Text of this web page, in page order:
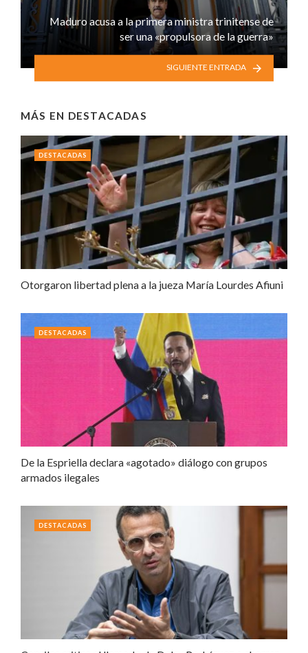
Maduro acusa a la primera ministra trinitense de
ser una «propulsora de la guerra»
SIGUIENTE ENTRADA
MÁS EN DESTACADAS
Otorgaron libertad plena a la jueza María Lourdes Afiuni
DESTACADAS
De la Espriella declara «agotado» diálogo con grupos
armados ilegales
DESTACADAS
DESTACADAS